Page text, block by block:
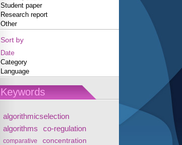
Student paper
Research report
Other
Sort by
Date
Category
Language
Keywords
algorithmicselection
algorithms
co-regulation
comparative concentration